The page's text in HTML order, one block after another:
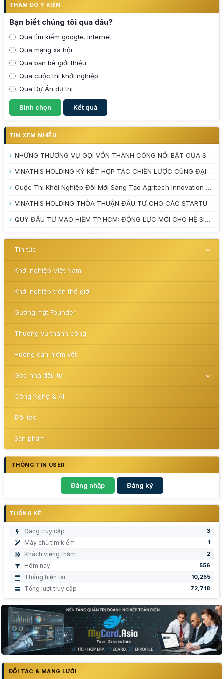
THĂM DÒ Ý KIẾN
Bạn biết chúng tôi qua đâu?
Qua tìm kiếm google, internet
Qua mạng xã hội
Qua bạn bè giới thiệu
Qua cuộc thi khởi nghiệp
Qua Dự Án dự thi
TIN XEM NHIỀU
NHỮNG THƯƠNG VỤ GỌI VỐN THÀNH CÔNG NỔI BẬT CỦA STARTUP VIỆT NAM NĂM 2025
VINATHIS HOLDING KÝ KẾT HỢP TÁC CHIẾN LƯỢC CÙNG ĐẠI HỌC TRÀ VINH VÀ VƯỜN ƯƠM DOANH NGHIỆP TỈNH VĨNH LONG
Cuộc Thi Khởi Nghiệp Đổi Mới Sáng Tạo Agritech Innovation 2026: Đánh Thức Tiềm Năng Nông Nghiệp Xanh
VINATHIS HOLDING THỎA THUẬN ĐẦU TƯ CHO CÁC STARTUP TẠI CUỘC THI INNOBE 2026
QUỸ ĐẦU TƯ MẠO HIỂM TP.HCM: ĐỘNG LỰC MỚI CHO HỆ SINH THÁI KHỞI NGHIỆP ĐỔI MỚI SÁNG TẠO
Tin tức
Khởi nghiệp Việt Nam
Khởi nghiệp trên thế giới
Gương mặt Founder
Thương vụ thành công
Hướng dẫn niêm yết
Góc nhà đầu tư
Công Nghệ & AI
Đối tác
Sản phẩm
THÔNG TIN USER
Đăng nhập Đăng ký
THỐNG KÊ
Đang truy cập 3
Máy chủ tìm kiếm 1
Khách viếng thăm 2
Hôm nay 556
Tháng hiện tại 10,255
Tổng lượt truy cập 72,718
ĐỐI TÁC & MẠNG LƯỚI